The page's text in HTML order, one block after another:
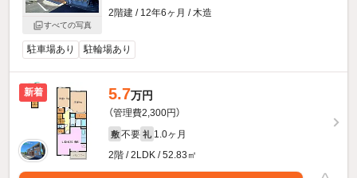
すべての写真
2階建 / 12年6ヶ月 / 木造
駐車場あり 駐輪場あり
新着 5.7万円
（管理費2,300円）
敷 不要 礼 1.0ヶ月
2階 / 2LDK / 52.83㎡